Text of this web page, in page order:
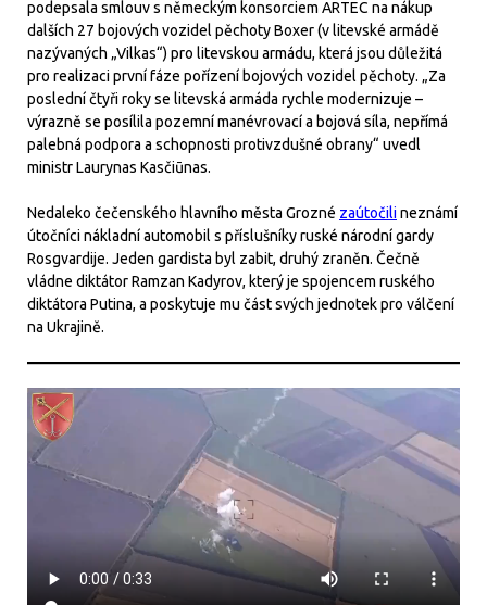
podepsala smlouv s německým konsorciem ARTEC na nákup
dalších 27 bojových vozidel pěchoty Boxer (v litevské armádě
nazývaných „Vilkas“) pro litevskou armádu, která jsou důležitá
pro realizaci první fáze pořízení bojových vozidel pěchoty. „Za
poslední čtyři roky se litevská armáda rychle modernizuje –
výrazně se posílila pozemní manévrovací a bojová síla, nepřímá
palebná podpora a schopnosti protivzdušné obrany“ uvedl
ministr Laurynas Kasčiūnas.
Nedaleko čečenského hlavního města Grozné zaútočilineznámí
útočníci nákladní automobil s příslušníky ruské národní gardy
Rosgvardije. Jeden gardista byl zabit, druhý zraněn. Čečně
vládne diktátor Ramzan Kadyrov, který je spojencem ruského
diktátora Putina, a poskytuje mu část svých jednotek pro válčení
na Ukrajině.